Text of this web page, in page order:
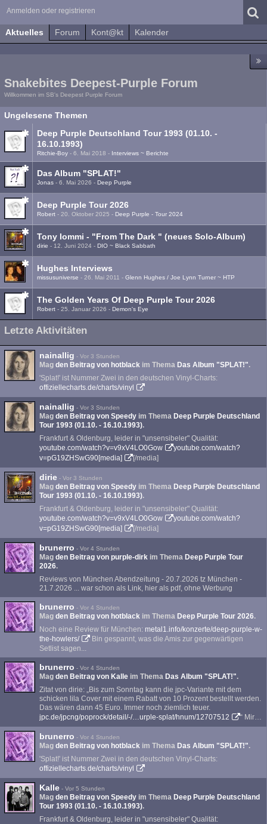
Anmelden oder registrieren
Aktuelles Forum Kont@kt Kalender
Snakebites Deepest-Purple Forum
Willkommen im SB's Deepest Purple Forum
Ungelesene Themen
Deep Purple Deutschland Tour 1993 (01.10. -
16.10.1993)
Ritchie-Boy - 6. Mai 2018 - Interviews ~ Berichte
Das Album "SPLAT!"
Jonas - 6. Mai 2026 - Deep Purple
Deep Purple Tour 2026
Robert - 20. Oktober 2025 - Deep Purple - Tour 2024
Tony Iommi - "From The Dark " (neues Solo-Album)
dirie - 12. Juni 2024 - DIO ~ Black Sabbath
Hughes Interviews
missusuniverse - 26. Mai 2011 - Glenn Hughes / Joe Lynn Turner ~ HTP
The Golden Years Of Deep Purple Tour 2026
Robert - 25. Januar 2026 - Demon's Eye
Letzte Aktivitäten
nainallig - Vor 3 Stunden
Mag den Beitrag von hotblack im Thema Das Album "SPLAT!".
'Splat!' ist Nummer Zwei in den deutschen Vinyl-Charts:
offiziellecharts.de/charts/vinyl
nainallig - Vor 3 Stunden
Mag den Beitrag von Speedy im Thema Deep Purple Deutschland
Tour 1993 (01.10. - 16.10.1993).
Frankfurt & Oldenburg, leider in "unsensibeler" Qualität:
youtube.com/watch?v=v9xV4LO0Gow
youtube.com/watch?
v=pG19ZHSwG90[media]
[/media]
dirie - Vor 3 Stunden
Mag den Beitrag von Speedy im Thema Deep Purple Deutschland
Tour 1993 (01.10. - 16.10.1993).
Frankfurt & Oldenburg, leider in "unsensibeler" Qualität:
youtube.com/watch?v=v9xV4LO0Gow
youtube.com/watch?
v=pG19ZHSwG90[media]
[/media]
brunerro - Vor 4 Stunden
Mag den Beitrag von purple-dirk im Thema Deep Purple Tour
2026.
Reviews von München Abendzeitung - 20.7.2026 tz München -
21.7.2026 ... war schon als Link, hier als pdf, ohne Werbung
brunerro - Vor 4 Stunden
Mag den Beitrag von hotblack im Thema Deep Purple Tour 2026.
Noch eine Review für München: metal1.info/konzerte/deep-purple-w-
the-howlers/
Bin gespannt, was die Amis zur gegenwärtigen
Setlist sagen...
brunerro - Vor 4 Stunden
Mag den Beitrag von Kalle im Thema Das Album "SPLAT!".
Zitat von dirie: „Bis zum Sonntag kann die jpc-Variante mit dem
schicken lila Cover mit einem Rabatt von 10 Prozent bestellt werden.
Das wären dann 45 Euro. Immer noch ziemlich teuer.
jpc.de/jpcng/poprock/detail/-/…urple-splat/hnum/12707512
“ Mir…
brunerro - Vor 4 Stunden
Mag den Beitrag von hotblack im Thema Das Album "SPLAT!".
'Splat!' ist Nummer Zwei in den deutschen Vinyl-Charts:
offiziellecharts.de/charts/vinyl
Kalle - Vor 5 Stunden
Mag den Beitrag von Speedy im Thema Deep Purple Deutschland
Tour 1993 (01.10. - 16.10.1993).
Frankfurt & Oldenburg, leider in "unsensibeler" Qualität: